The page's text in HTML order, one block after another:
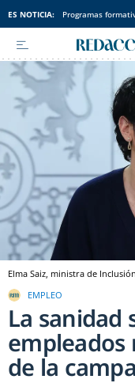
ES NOTICIA: Programas
Elma Saiz, ministra de
EMPLEO
La sanidad
empleados
de la